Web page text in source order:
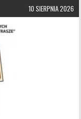
10 SIERPNIA 2026